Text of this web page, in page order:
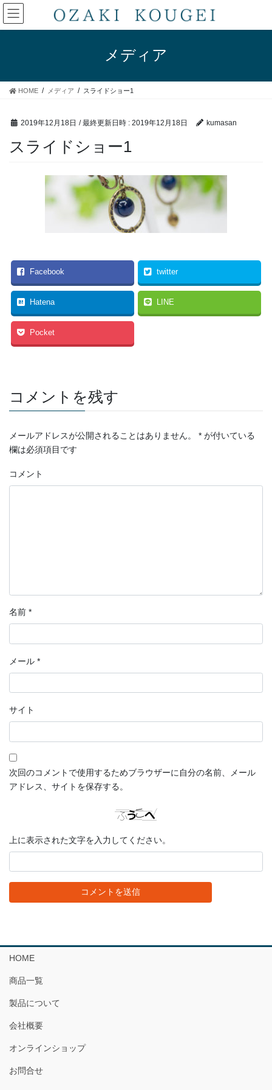
コ
ン
テ
ス
ナ
ビ
ゲ
ン
メディア
HOME メディア スライドショー1
2019年12月18日 / 最終更新日時 : 2019年12月18日 kumasan
スライドショー1
Facebook twitter
Hatena LINE
Pocket
コメントを残す
メールアドレスが公開されることはありません。 * が付いている
欄は必須項目です
コメント
名前 *
メール *
サイト
次回のコメントで使用するためブラウザーに自分の名前、メール
アドレス、サイトを保存する。
上に表示された文字を入力してください。
HOME
商品一覧
製品について
会社概要
オンラインショップ
お問合せ